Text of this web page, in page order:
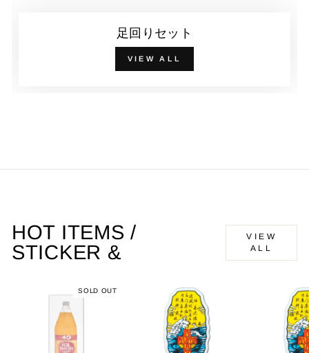
足回りセット
VIEW ALL
HOT ITEMS /
STICKER &
VIEW
ALL
SOLD OUT